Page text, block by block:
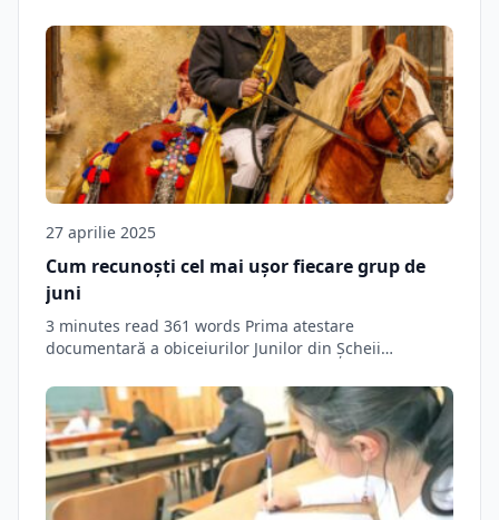
27 aprilie 2025
Cum recunoști cel mai ușor fiecare grup de
juni
3 minutes read 361 words Prima atestare
documentară a obiceiurilor Junilor din Şcheii